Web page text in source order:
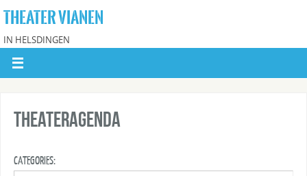
THEATER VIANEN
IN HELSDINGEN
Theateragenda
CATEGORIES: